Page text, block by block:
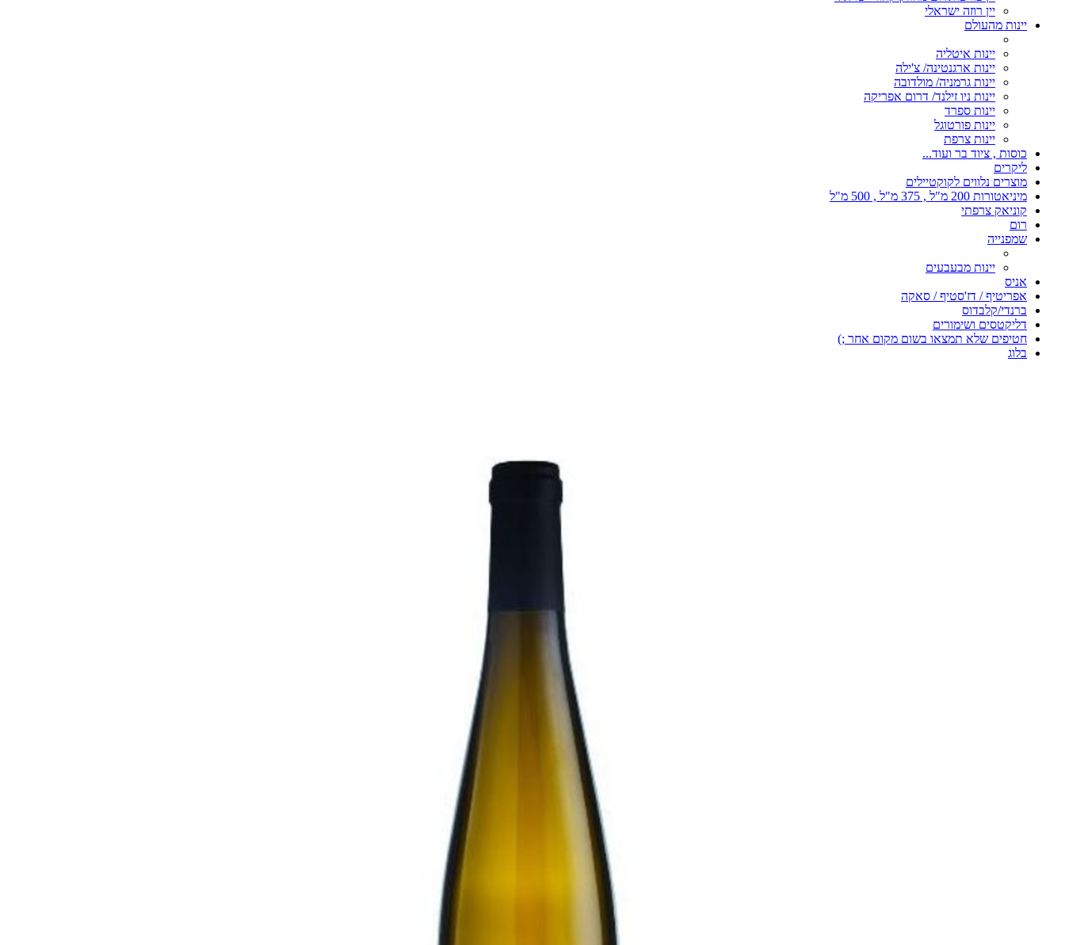
יין רוזה ישראלי
יינות מהעולם
יינות איטליה
יינות ארגנטינה/ צ'ילה
יינות גרמניה/ מולדובה
יינות ניו זילנד/ דרום אפריקה
יינות ספרד
יינות פורטוגל
יינות צרפת
כוסות , ציוד בר ועוד...
ליקרים
מוצרים נלווים לקוקטיילים
מיניאטורות 200 מ"ל , 375 מ"ל , 500 מ"ל
קוניאק צרפתי
רום
שמפנייה
יינות מבעבעים
אניס
אפריטיף / דז'סטיף / סאקה
ברנדי/קלבדוס
דליקטסים ושימורים
חטיפים שלא תמצאו בשום מקום אחר ;)
בלוג